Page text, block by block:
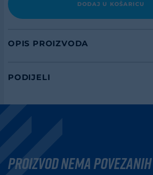
DODAJ U KOŠARICU
OPIS PROIZVODA
PODIJELI
Proizvod nema